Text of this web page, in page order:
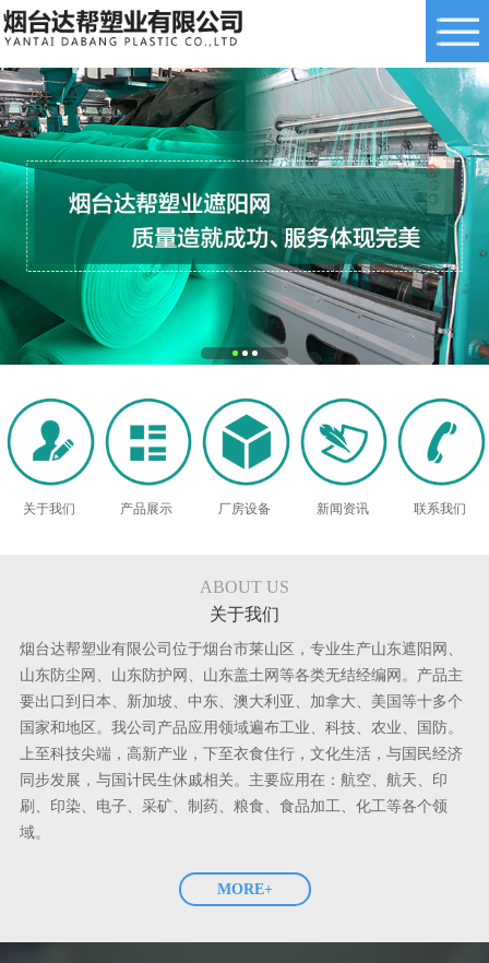
关于我们 产品展示 厂房设备 新闻资讯 联系我们
ABOUT US
关于我们
烟台达帮塑业有限公司位于烟台市莱山区，专业生产山东遮阳网、
山东防尘网、山东防护网、山东盖土网等各类无结经编网。产品主
要出口到日本、新加坡、中东、澳大利亚、加拿大、美国等十多个
国家和地区。我公司产品应用领域遍布工业、科技、农业、国防。
上至科技尖端，高新产业，下至衣食住行，文化生活，与国民经济
同步发展，与国计民生休戚相关。主要应用在：航空、航天、印
刷、印染、电子、采矿、制药、粮食、食品加工、化工等各个领
域。
MORE+